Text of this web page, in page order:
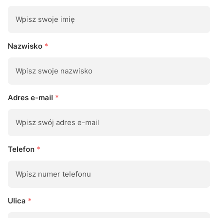
Nazwisko *
Adres e-mail *
Telefon *
Ulica *